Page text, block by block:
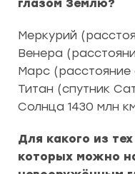
глазом Землю?
Меркурий
Венера
Марс (расстояние
Титан (спутник
Солнца 1430 млн
Для какого из
которых можно